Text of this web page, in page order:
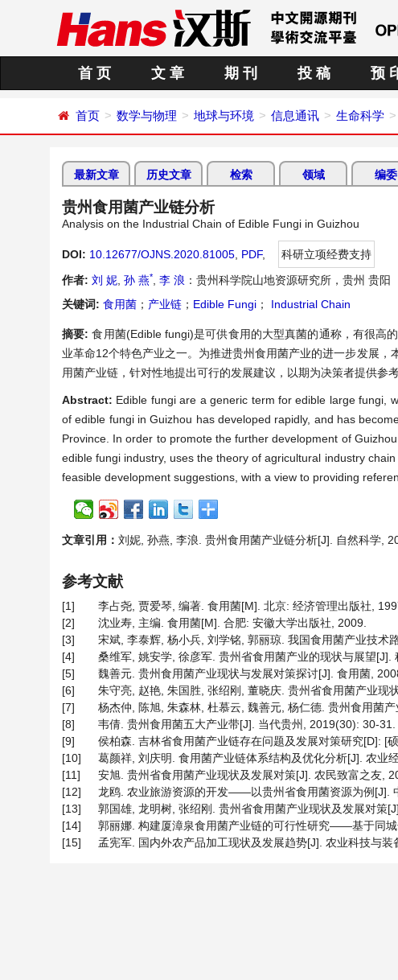
首 页 文 章 期 刊 投 稿 预
首页 数学与物理 地球与环境 信息通讯 生命科学
最新文章 历史文章 检索 领域 编委
贵州食用菌产业链分析
Analysis on the Industrial Chain of Edible Fungi in Guizhou
DOI: 10.12677/OJNS.2020.81005 PDF,
科研立项经费支持
作者: 刘 妮 孙 燕* 李 浪 ：贵州科学院山地资源研究所，贵州 贵阳
关键词: 食用菌 ； 产业链 ； Edible Fungi ； Industrial Chain
摘要:食用菌(Edible fungi)是可供食用的大型真菌的通称，有很高
业革命12个特色产业之一。为推进贵州食用菌产业的进一步发展
用菌产业链，针对性地提出可行的发展建议，以期为决策者提供参考
Abstract: Edible fungi are a generic term for edible large fungi,
of edible fungi in Guizhou has developed rapidly, and has
Province. In order to promote the further development of
edible fungi industry, uses the theory of agricultural industry
feasible development suggestions, with a view to providing
文章引用： 刘妮, 孙燕, 李浪. 贵州食用菌产业链分析[J]. 自然科学,
参考文献
[1]
李占尧, 贾爱琴, 编著. 食用菌[M]. 北京: 经济管理出版社,
[2]
沈业寿, 主编. 食用菌[M]. 合肥: 安徽大学出版社, 2009.
[3]
宋斌, 李泰辉, 杨小兵, 刘学铭, 郭丽琼. 我国食用菌产业技术
[4]
桑维军, 姚安学, 徐彦军. 贵州省食用菌产业的现状与展望[J].
[5]
魏善元. 贵州食用菌产业现状与发展对策探讨[J]. 食用菌,
[6]
朱守亮, 赵艳, 朱国胜, 张绍刚, 董晓庆. 贵州省食用菌产业现
[7]
杨杰仲, 陈旭, 朱森林, 杜慕云, 魏善元, 杨仁德. 贵州食用菌
[8]
韦倩. 贵州食用菌五大产业带[J]. 当代贵州, 2019(30): 30-31.
[9]
侯柏森. 吉林省食用菌产业链存在问题及发展对策研究[D]: [
[10]
葛颜祥, 刘庆明. 食用菌产业链体系结构及优化分析[J]. 农业
[11]
安旭. 贵州省食用菌产业现状及发展对策[J]. 农民致富之友,
[12]
龙鸥. 农业旅游资源的开发——以贵州省食用菌资源为例[J].
[13]
郭国雄, 龙明树, 张绍刚. 贵州省食用菌产业现状及发展对策
[14]
郭丽娜. 构建厦漳泉食用菌产业链的可行性研究——基于同
[15]
孟宪军. 国内外农产品加工现状及发展趋势[J]. 农业科技与装